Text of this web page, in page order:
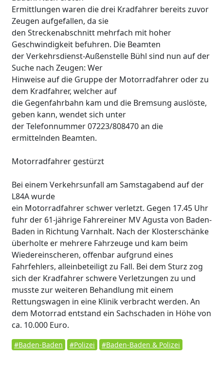
Ermittlungen waren die drei Kradfahrer bereits zuvor
Zeugen aufgefallen, da sie
den Streckenabschnitt mehrfach mit hoher
Geschwindigkeit befuhren. Die Beamten
der Verkehrsdienst-Außenstelle Bühl sind nun auf der
Suche nach Zeugen: Wer
Hinweise auf die Gruppe der Motorradfahrer oder zu
dem Kradfahrer, welcher auf
die Gegenfahrbahn kam und die Bremsung auslöste,
geben kann, wendet sich unter
der Telefonnummer 07223/808470 an die
ermittelnden Beamten.
Motorradfahrer gestürzt
Bei einem Verkehrsunfall am Samstagabend auf der
L84A wurde
ein Motorradfahrer schwer verletzt. Gegen 17.45 Uhr
fuhr der 61-jährige Fahrereiner MV Agusta von Baden-
Baden in Richtung Varnhalt. Nach der Klosterschänke
überholte er mehrere Fahrzeuge und kam beim
Wiedereinscheren, offenbar aufgrund eines
Fahrfehlers, alleinbeteiligt zu Fall. Bei dem Sturz zog
sich der Kradfahrer schwere Verletzungen zu und
musste zur weiteren Behandlung mit einem
Rettungswagen in eine Klinik verbracht werden. An
dem Motorrad entstand ein Sachschaden in Höhe von
ca. 10.000 Euro.
#Baden-Baden #Polizei #Baden-Baden & Polizei